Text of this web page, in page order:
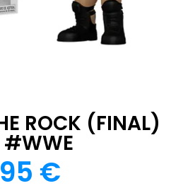
ROCK (FINAL)
#WWE
€